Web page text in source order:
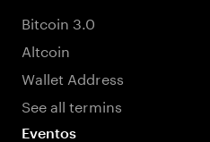
Bitcoin 3.0
Altcoin
Wallet Address
See all termins
Eventos